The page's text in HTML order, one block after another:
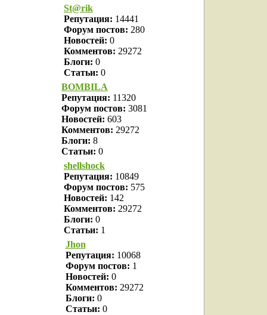
St@rik
Репутация: 14441
Форум постов: 280
Новостей: 0
Комментов: 29272
Блоги: 0
Статьи: 0
BOMBILA
Репутация: 11320
Форум постов: 3081
Новостей: 603
Комментов: 29272
Блоги: 8
Статьи: 0
shellshock
Репутация: 10849
Форум постов: 575
Новостей: 142
Комментов: 29272
Блоги: 0
Статьи: 1
Jhon
Репутация: 10068
Форум постов: 1
Новостей: 0
Комментов: 29272
Блоги: 0
Статьи: 0